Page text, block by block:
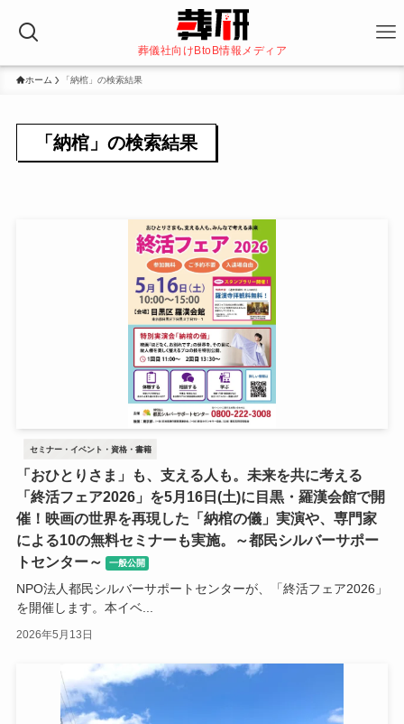
葬儀社向けBtoB情報メディア
ホーム 「納棺」の検索結果
「納棺」の検索結果
セミナー・イベント・資格・書籍
「おひとりさま」も、支える人も。未来を共に考える
「終活フェア2026」を5月16日(土)に目黒・羅漢会館で開
催！映画の世界を再現した「納棺の儀」実演や、専門家
による10の無料セミナーも実施。～都民シルバーサポー
トセンター～
一般公開
NPO法人都民シルバーサポートセンターが、「終活フェア2026」
を開催します。本イベ...
2026年5月13日